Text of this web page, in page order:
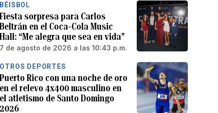
BÉISBOL
Fiesta sorpresa para Carlos
Beltrán en el Coca-Cola Music
Hall: “Me alegra que sea en vida”
7 de agosto de 2026 a las 10:43 p.m.
OTROS DEPORTES
Puerto Rico con una noche de oro
en el relevo 4x400 masculino en
el atletismo de Santo Domingo
2026